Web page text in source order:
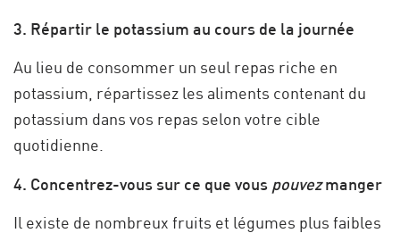
3. Répartir le potassium au cours de la journée
Au lieu de consommer un seul repas riche en
potassium, répartissez les aliments contenant du
potassium dans vos repas selon votre cible
quotidienne.
4. Concentrez-vous sur ce que vous pouvezmanger
Il existe de nombreux fruits et légumes plus faibles